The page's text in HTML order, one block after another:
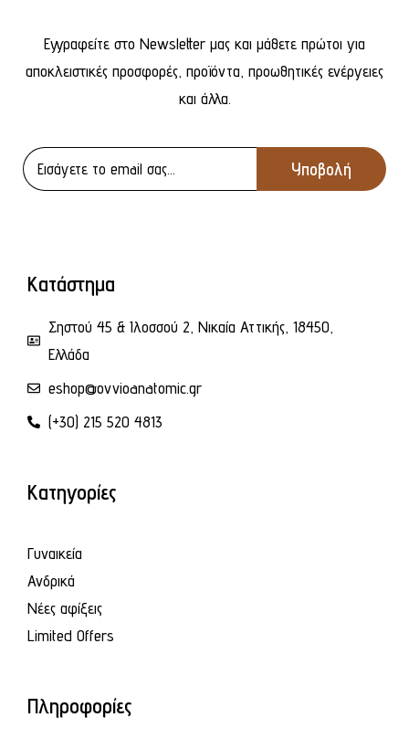
Εγγραφείτε στο Newsletter μας και μάθετε πρώτοι για
αποκλειστικές προσφορές, προϊόντα, προωθητικές ενέργειες
και άλλα.
Κατάστημα
Σηστού 45 & Ιλοσσού 2, Νικαία Αττικής, 18450,
Ελλάδα
eshop@ovvioanatomic.gr
(+30) 215 520 4813
Κατηγορίες
Γυναικεία
Ανδρικά
Νέες αφίξεις
Limited Offers
Πληροφορίες